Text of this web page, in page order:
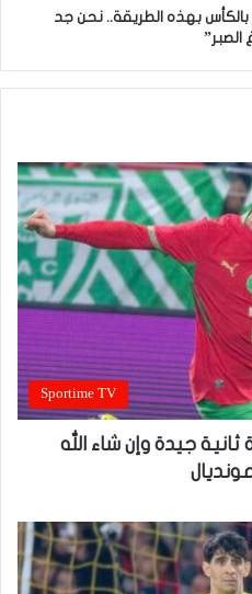
بهذه الطريقة.. نحن جد
Sportime TV
ثانية جيدة وإن شاء الله